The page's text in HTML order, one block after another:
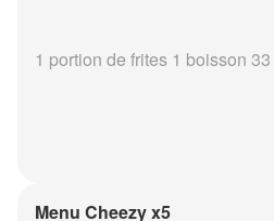
1 portion de frites 1 boisson
Menu Cheezy x5